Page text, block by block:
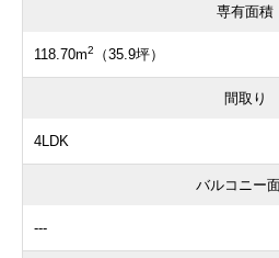
専有面積
118.70m2 （35.9坪）
間取り
4LDK
バルコニー
---